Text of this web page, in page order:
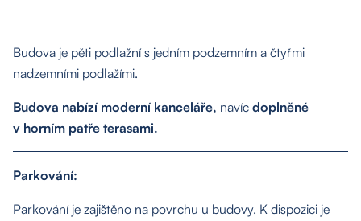
O nás
Nemovitosti
Budova je pěti podlažní s jedním podzemním a čtyřmi
nadzemními podlažími.
Budova nabízí moderní kanceláře, navíc doplněné
v horním patře terasami.
Parkování:
Parkování je zajištěno na povrchu u budovy. K dispozici je